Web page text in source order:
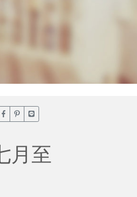
臉書分享(另開新視窗)
噗浪分享(另開新視窗)
Line分享(另開新視窗)
月至